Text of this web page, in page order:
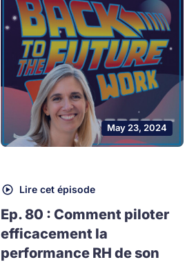
May 23, 2024
Lire cet épisode
Ep. 80 : Comment piloter
efficacement la
performance RH de son